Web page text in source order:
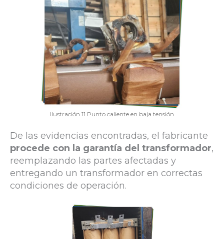
Ilustración 11 Punto caliente en baja tensión
De las evidencias encontradas, el fabricante
procede con la garantía del transformador,
reemplazando las partes afectadas y
entregando un transformador en correctas
condiciones de operación.